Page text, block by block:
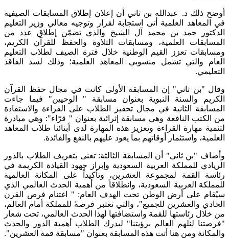
أوضح ذلك د. عبدالله بن ثاني أن إعلان إطلاق المسابقات الصيفية
في المعاهد العلمية أتى استجابة لقرار وتوجيه معالي وزير التعليم
الدكتور حمد بن محمد آل الشيخ والذي تضمّن إطلاق عدد من
المسابقات العلمية، ومسابقات التلاوة والحفظ للقرآن الكريم،
ومسابقات تعزز القيم الوطنية خلال فترة الصيف لطلاب التعليم
العام والتي تشمل منسوبي المعاهد العلمية؛ وذلك لسد الفاقد
التعليمي.
وقال "بن ثاني" إن المسابقة الأولى كانت في مجال حفظ القرآن
الكريم والسنة النبوية بعنوان مسابقة " الوحيين" فيما جاءت
المسابقة الثانية في مجال تحفيز الطلاب على القراءة والاستفادة
من الكتب النافعة وهي مسابقة إثرائية بعنوان " قرّاء": وهي مبادرة
لتنمية مهارة القراءة وتعزيز هذه المهارة لدى أبنائنا طلاب المعاهد
العلمية، واستثمار أوقاتهم بما يعود عليهم بالنفع والفائدة.
وأضاف "بن ثاني" أن المسابقة الثالثة: تعنى بتعريف الطلاب بالدور
الريادي للمملكة العربية السعودية وإبراز جهود القيادة الكريمة في
رئاسة القمة لمجموعة العشرين، وتأكيداً على المكانة العالمية
للمملكة العربية السعودية، وانطلاقاً من أهمية الحدث العالمي الذي
سيُقام على أرض الوطن تحت الهدف العام: " اغتنام فرص القرن
الحادي والعشرين للجميع"، والتي تعتبر فرصةً للمملكة أمام العالم،
من خلال رئاستها للقمة واستضافتها لهذا الحدث العالمي، تحت شعار
"فرصتنا لنلهم العالم برؤيتنا" ليدرك الطلاب أهمية الدور والحدث
والمكانة ومن هنا أتت هذه المسابقة بعنوان "مسابقة قمة العشرين".